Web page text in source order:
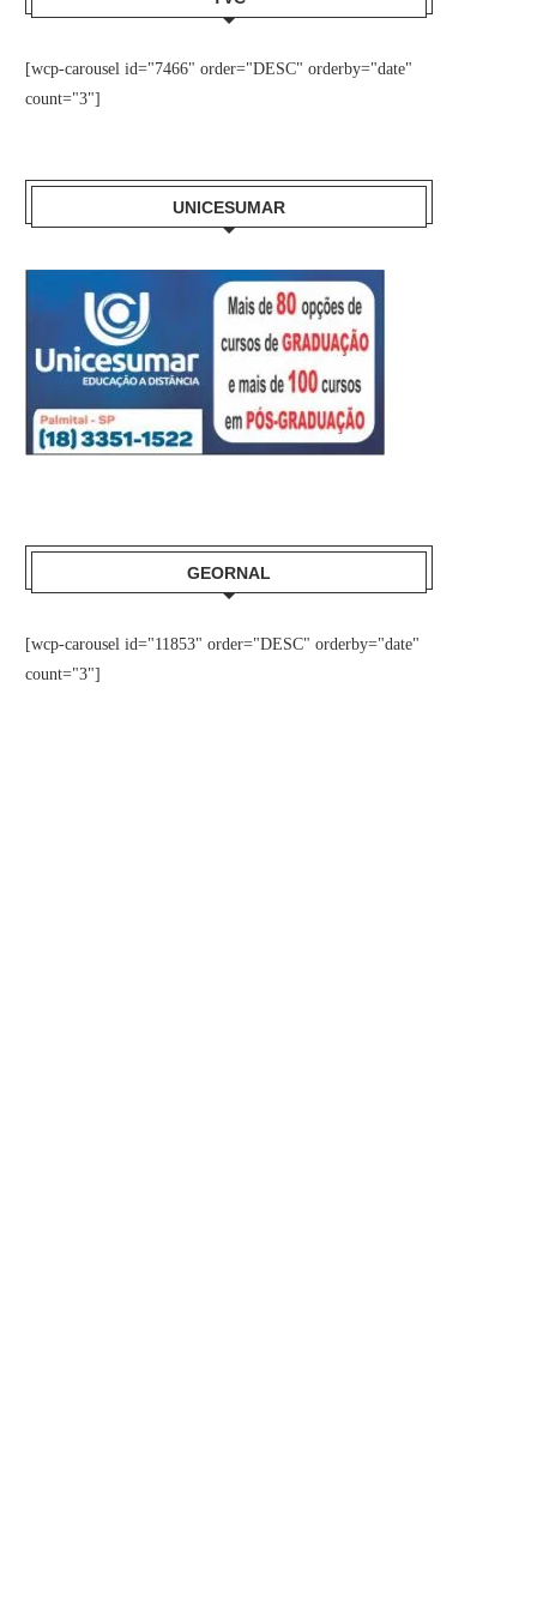
[wcp-carousel id="7466" order="DESC" orderby="date"
count="3"]
UNICESUMAR
GEORNAL
[wcp-carousel id="11853" order="DESC" orderby="date"
count="3"]